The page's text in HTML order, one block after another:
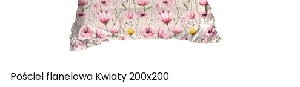
Pościel flanelowa Kwiaty 200x200